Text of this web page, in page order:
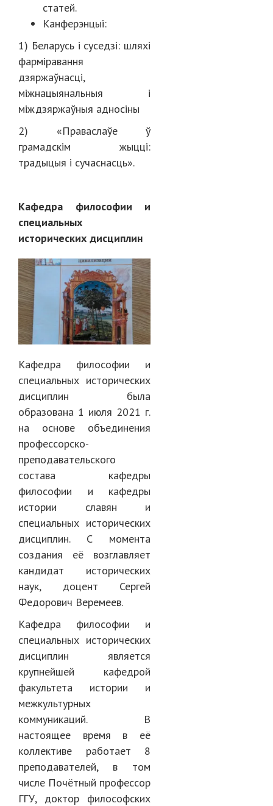
статей.
Канферэнцыі:
1) Беларусь і суседзі: шляхі
фарміравання
дзяржаўнасцi,
мiжнацыянальныя i
мiждзяржаўныя адносiны
2) «Праваслаўе ў
грамадскім жыцці:
традыцыя і сучаснасць».
Кафедра философии и
специальных
исторических дисциплин
Кафедра философии и
специальных исторических
дисциплин была
образована 1 июля 2021 г.
на основе объединения
профессорско-
преподавательского
состава кафедры
философии и кафедры
истории славян и
специальных исторических
дисциплин. С момента
создания её возглавляет
кандидат исторических
наук, доцент Сергей
Федорович Веремеев.
Кафедра философии и
специальных исторических
дисциплин является
крупнейшей кафедрой
факультета истории и
межкультурных
коммуникаций. В
настоящее время в её
коллективе работает 8
преподавателей, в том
числе Почётный профессор
ГГУ, доктор философских